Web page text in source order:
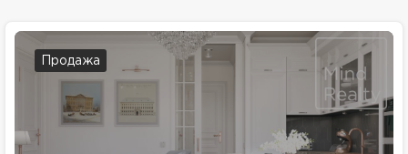
Продажа